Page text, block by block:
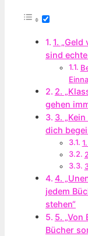
1.
sind
2.
gehen
3.
dich
4.
jedem
stehen“
5.
Bücher